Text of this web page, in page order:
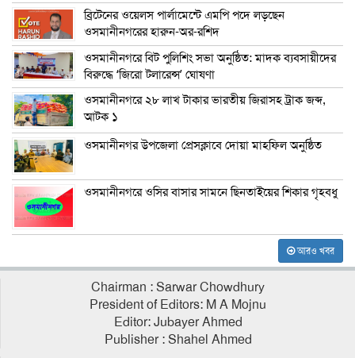
ব্রিটেনের ওয়েলস পার্লামেন্টে এমপি পদে লড়ছেন
ওসমানীনগরের হারুন-অর-রশিদ
ওসমানীনগরে বিট পুলিশিং সভা অনুষ্ঠিত: মাদক ব্যবসায়ীদের
বিরুদ্ধে ‘জিরো টলারেন্স’ ঘোষণা
ওসমানীনগরে ২৮ লাখ টাকার ভারতীয় জিরাসহ ট্রাক জব্দ,
আটক ১
ওসমানীনগর উপজেলা প্রেসক্লাবে দোয়া মাহফিল অনুষ্ঠিত
ওসমানীনগরে ওসির বাসার সামনে ছিনতাইয়ের শিকার গৃহবধু
আরও খবর
Chairman : Sarwar Chowdhury
President of Editors: M A Mojnu
Editor: Jubayer Ahmed
Publisher : Shahel Ahmed